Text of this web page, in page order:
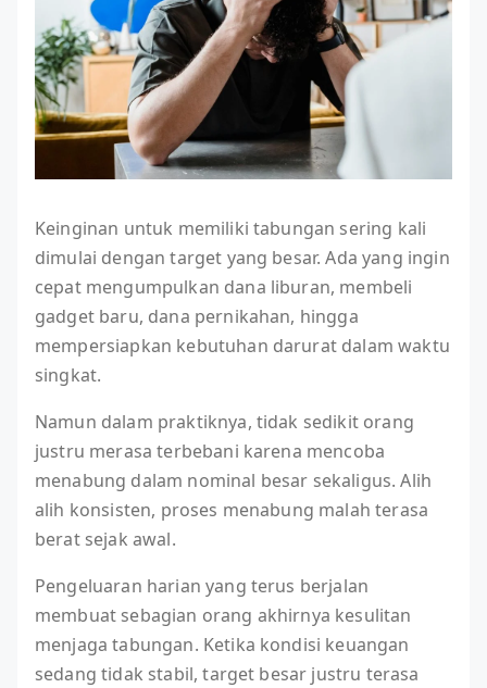
Keinginan untuk memiliki tabungan sering kali
dimulai dengan target yang besar. Ada yang ingin
cepat mengumpulkan dana liburan, membeli
gadget baru, dana pernikahan, hingga
mempersiapkan kebutuhan darurat dalam waktu
singkat.
Namun dalam praktiknya, tidak sedikit orang
justru merasa terbebani karena mencoba
menabung dalam nominal besar sekaligus. Alih
alih konsisten, proses menabung malah terasa
berat sejak awal.
Pengeluaran harian yang terus berjalan
membuat sebagian orang akhirnya kesulitan
menjaga tabungan. Ketika kondisi keuangan
sedang tidak stabil, target besar justru terasa